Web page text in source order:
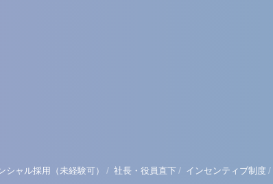
シャル採用（未経験可） / 社長・役員直下 / インセンティブ制度 /